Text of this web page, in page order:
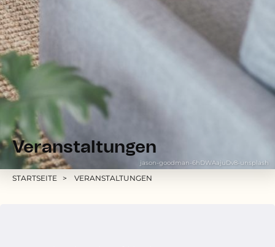
jason-goodman-6hDWAajuDv8-unsplash
Veranstaltungen
STARTSEITE VERANSTALTUNGEN